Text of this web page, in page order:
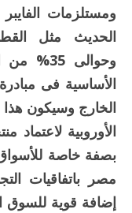
ومستلزمات
الحديث مثل
وحوالى
الأساسية فى
الخارج وسيكون هذا
الأوروبية لاعتماد
بصفة خاصة للأسواق
مصر باتفاقيات
إضافة قوية للسوق